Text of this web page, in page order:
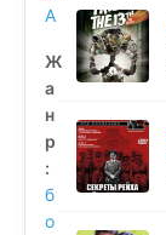
А
Ж
а
н
р
:
б
о